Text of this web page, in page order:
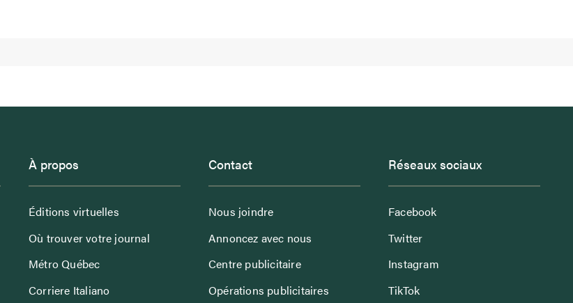
À propos
Éditions virtuelles
Où trouver votre journal
Métro Québec
Corriere Italiano
Contact
Nous joindre
Annoncez avec nous
Centre publicitaire
Opérations publicitaires
Réseaux sociaux
Facebook
Twitter
Instagram
TikTok